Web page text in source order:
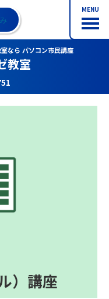
MENU
なら パソコン市民講座
教室
）講座